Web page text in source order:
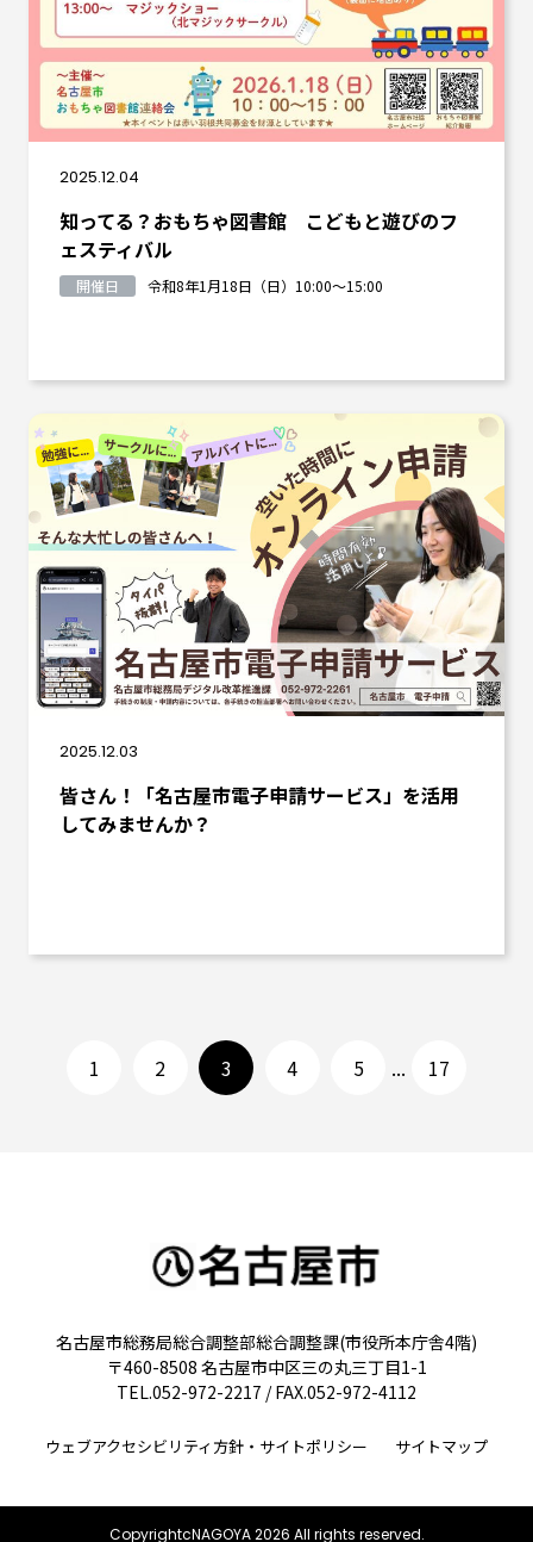
2025.12.04
知ってる？おもちゃ図書館 こどもと遊びのフ
ェスティバル
開催日 令和8年1月18日（日）10:00～15:00
2025.12.03
皆さん！「名古屋市電子申請サービス」を活用
してみませんか？
1 2 3 4 5 ... 17
名古屋市総務局総合調整部総合調整課(市役所本庁舎4階)
〒460-8508 名古屋市中区三の丸三丁目1-1
TEL.052-972-2217 / FAX.052-972-4112
ウェブアクセシビリティ方針・サイトポリシー サイトマップ
CopyrightcNAGOYA 2026 All rights reserved.